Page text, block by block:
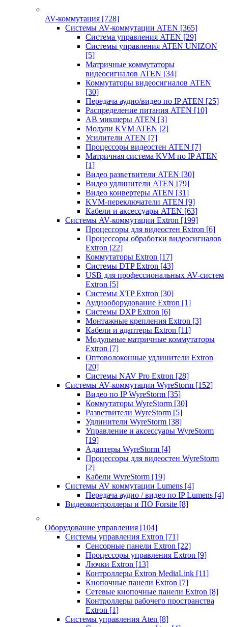
AV-коммутация [728]
Системы AV-коммутации ATEN [365]
Система управления ATEN [29]
Системы управления ATEN UNIZON
[5]
Матричные коммутаторы
видеосигналов ATEN [34]
Коммутаторы видеосигналов ATEN
[30]
Передача аудио/видео по IP ATEN [25]
Распределение питания ATEN [10]
АВ микшеры ATEN [3]
Модули KVM ATEN [2]
Усилители ATEN [7]
Процессоры видеостен ATEN [7]
Матричная система KVM по IP ATEN
[1]
Видео разветвители ATEN [30]
Видео удлинители ATEN [79]
Видео конвертеры ATEN [31]
KVM-переключатели ATEN [9]
Кабели и аксессуары ATEN [63]
Системы AV-коммутации Extron [199]
Процессоры для видеостен Extron [6]
Процессоры обработки видеосигналов
Extron [22]
Коммутаторы Extron [17]
Системы DTP Extron [43]
USB для профессиональных AV-систем
Extron [5]
Системы XTP Extron [30]
Аудиооборудование Extron [1]
Системы DXP Extron [6]
Монтажные крепления Extron [3]
Кабели и адаптеры Extron [11]
Модульные матричные коммутаторы
Extron [7]
Оптоволоконные удлинители Extron
[20]
Системы NAV Pro Extron [28]
Системы AV-коммутации WyreStorm [152]
Видео по IP WyreStorm [35]
Коммутаторы WyreStorm [30]
Разветвители WyreStorm [5]
Удлинители WyreStorm [38]
Управление и аксессуары WyreStorm
[19]
Адаптеры WyreStorm [4]
Процессоры для видеостен WyreStorm
[2]
Кабели WyreStorm [19]
Системы AV коммутации Lumens [4]
Передача аудио / видео по IP Lumens [4]
Видеоконтроллеры и ПО Forsite [8]
Оборудование управления [104]
Системы управления Extron [71]
Сенсорные панели Extron [22]
Процессоры управления Extron [9]
Лючки Extron [13]
Контроллеры Extron MediaLink [11]
Кнопочные панели Extron [7]
Сетевые кнопочные панели Extron [8]
Контроллеры рабочего пространства
Extron [1]
Системы управления Aten [8]